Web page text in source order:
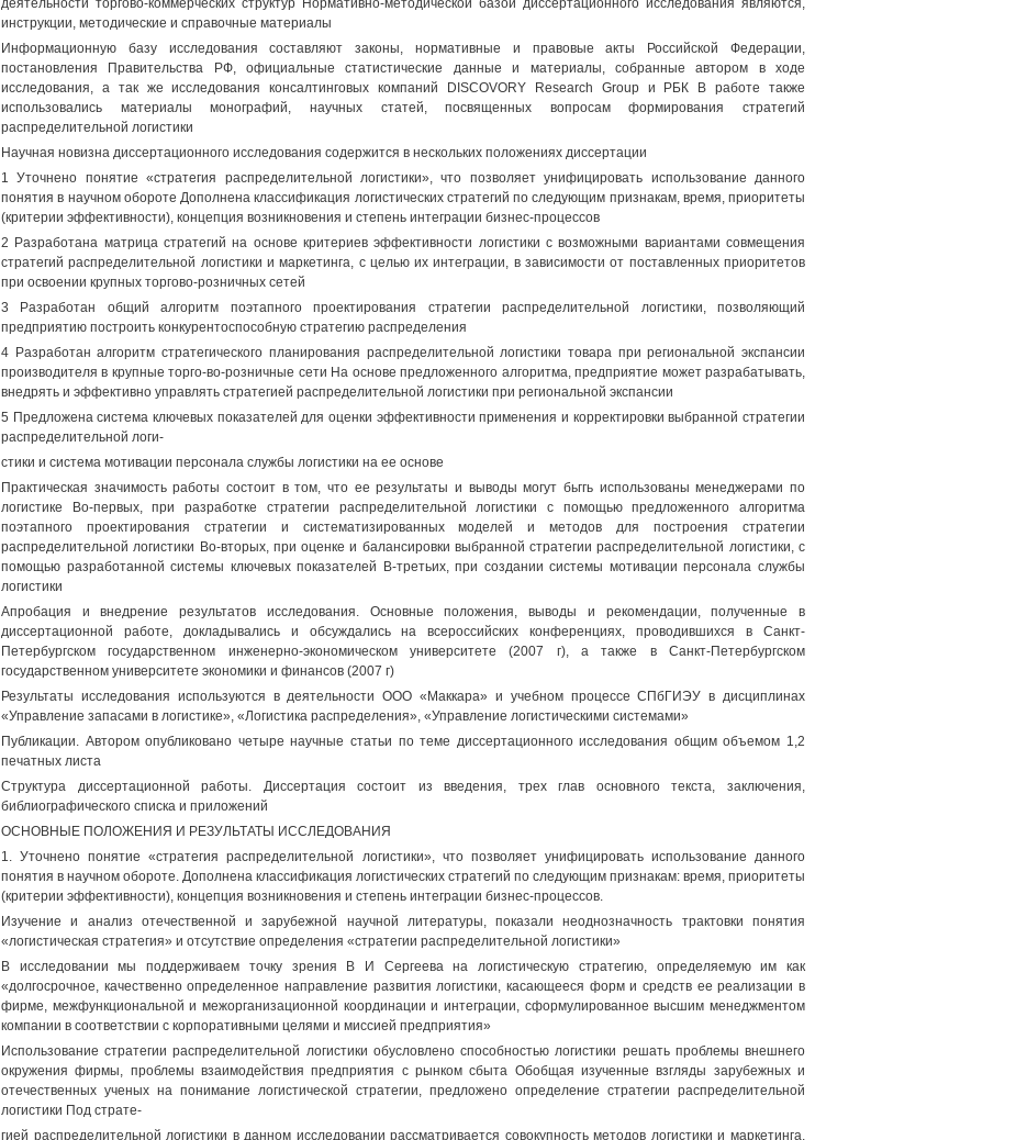
деятельности торгово-коммерческих структур Нормативно-методической базой диссертационного исследования являются,
инструкции, методические и справочные материалы
Информационную базу исследования составляют законы, нормативные и правовые акты Российской Федерации,
постановления Правительства РФ, официальные статистические данные и материалы, собранные автором в ходе
исследования, а так же исследования консалтинговых компаний DISCOVORY Research Group и РБК В работе также
использовались материалы монографий, научных статей, посвященных вопросам формирования стратегий
распределительной логистики
Научная новизна диссертационного исследования содержится в нескольких положениях диссертации
1 Уточнено понятие «стратегия распределительной логистики», что позволяет унифицировать использование данного
понятия в научном обороте Дополнена классификация логистических стратегий по следующим признакам, время, приоритеты
(критерии эффективности), концепция возникновения и степень интеграции бизнес-процессов
2 Разработана матрица стратегий на основе критериев эффективности логистики с возможными вариантами совмещения
стратегий распределительной логистики и маркетинга, с целью их интеграции, в зависимости от поставленных приоритетов
при освоении крупных торгово-розничных сетей
3 Разработан общий алгоритм поэтапного проектирования стратегии распределительной логистики, позволяющий
предприятию построить конкурентоспособную стратегию распределения
4 Разработан алгоритм стратегического планирования распределительной логистики товара при региональной экспансии
производителя в крупные торго-во-розничные сети На основе предложенного алгоритма, предприятие может разрабатывать,
внедрять и эффективно управлять стратегией распределительной логистики при региональной экспансии
5 Предложена система ключевых показателей для оценки эффективности применения и корректировки выбранной стратегии
распределительной логи-
стики и система мотивации персонала службы логистики на ее основе
Практическая значимость работы состоит в том, что ее результаты и выводы могут бьггь использованы менеджерами по
логистике Во-первых, при разработке стратегии распределительной логистики с помощью предложенного алгоритма
поэтапного проектирования стратегии и систематизированных моделей и методов для построения стратегии
распределительной логистики Во-вторых, при оценке и балансировки выбранной стратегии распределительной логистики, с
помощью разработанной системы ключевых показателей В-третьих, при создании системы мотивации персонала службы
логистики
Апробация и внедрение результатов исследования. Основные положения, выводы и рекомендации, полученные в
диссертационной работе, докладывались и обсуждались на всероссийских конференциях, проводившихся в Санкт-
Петербургском государственном инженерно-экономическом университете (2007 г), а также в Санкт-Петербургском
государственном университете экономики и финансов (2007 г)
Результаты исследования используются в деятельности ООО «Маккара» и учебном процессе СПбГИЭУ в дисциплинах
«Управление запасами в логистике», «Логистика распределения», «Управление логистическими системами»
Публикации. Автором опубликовано четыре научные статьи по теме диссертационного исследования общим объемом 1,2
печатных листа
Структура диссертационной работы. Диссертация состоит из введения, трех глав основного текста, заключения,
библиографического списка и приложений
ОСНОВНЫЕ ПОЛОЖЕНИЯ И РЕЗУЛЬТАТЫ ИССЛЕДОВАНИЯ
1. Уточнено понятие «стратегия распределительной логистики», что позволяет унифицировать использование данного
понятия в научном обороте. Дополнена классификация логистических стратегий по следующим признакам: время, приоритеты
(критерии эффективности), концепция возникновения и степень интеграции бизнес-процессов.
Изучение и анализ отечественной и зарубежной научной литературы, показали неоднозначность трактовки понятия
«логистическая стратегия» и отсутствие определения «стратегии распределительной логистики»
В исследовании мы поддерживаем точку зрения В И Сергеева на логистическую стратегию, определяемую им как
«долгосрочное, качественно определенное направление развития логистики, касающееся форм и средств ее реализации в
фирме, межфункциональной и межорганизационной координации и интеграции, сформулированное высшим менеджментом
компании в соответствии с корпоративными целями и миссией предприятия»
Использование стратегии распределительной логистики обусловлено способностью логистики решать проблемы внешнего
окружения фирмы, проблемы взаимодействия предприятия с рынком сбыта Обобщая изученные взгляды зарубежных и
отечественных ученых на понимание логистической стратегии, предложено определение стратегии распределительной
логистики Под страте-
гией распределительной логистики в данном исследовании рассматривается совокупность методов логистики и маркетинга,